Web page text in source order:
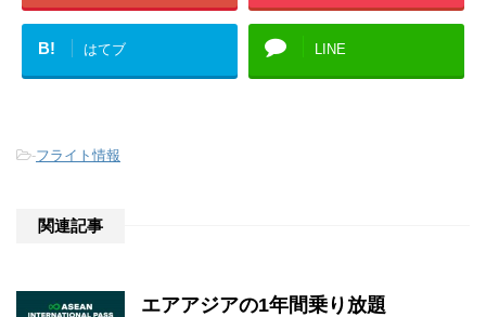
B! はてブ LINE
-フライト情報
関連記事
エアアジアの1年間乗り放題